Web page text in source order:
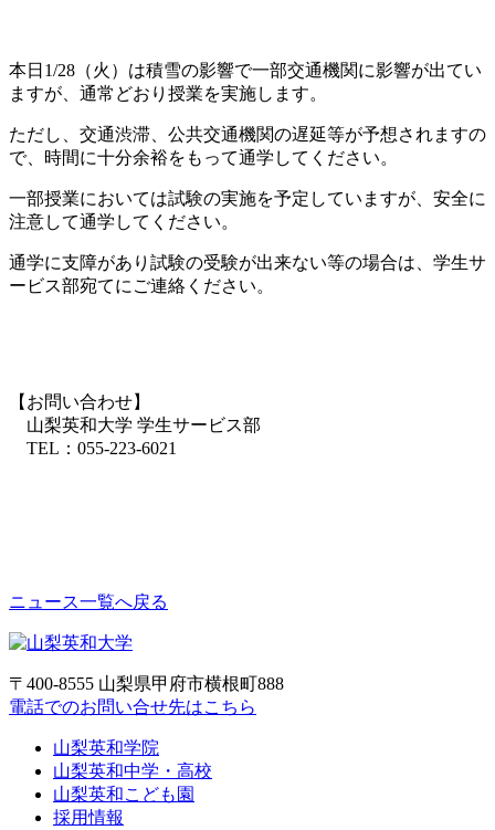
本日1/28（火）は積雪の影響で一部交通機関に影響が出てい
ますが、通常どおり授業を実施します。
ただし、交通渋滞、公共交通機関の遅延等が予想されますの
で、時間に十分余裕をもって通学してください。
一部授業においては試験の実施を予定していますが、安全に
注意して通学してください。
通学に支障があり試験の受験が出来ない等の場合は、学生サ
ービス部宛てにご連絡ください。
【お問い合わせ】
山梨英和大学 学生サービス部
TEL：055-223-6021
ニュース一覧へ戻る
〒400-8555 山梨県甲府市横根町888
電話でのお問い合せ先はこちら
山梨英和学院
山梨英和中学・高校
山梨英和こども園
採用情報